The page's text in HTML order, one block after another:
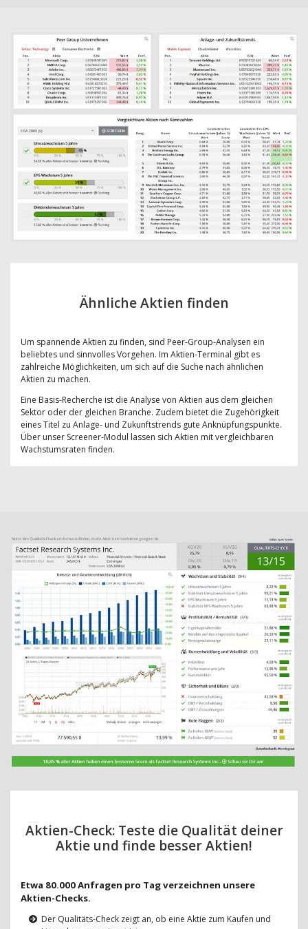
Ähnliche Aktien finden
Um spannende Aktien zu finden, sind Peer-Group-Analysen ein
beliebtes und sinnvolles Vorgehen. Im Aktien-Terminal gibt es
zahlreiche Möglichkeiten, um sich auf die Suche nach ähnlichen
Aktien zu machen.
Eine Basis-Recherche ist die Analyse von Aktien aus dem gleichen
Sektor oder der gleichen Branche. Zudem bietet die Zugehörigkeit
eines Titel zu Anlage- und Zukunftstrends gute Anknüpfungspunkte.
Über unser Screener-Modul lassen sich Aktien mit vergleichbaren
Wachstumsraten finden.
Aktien-Check: Teste die Qualität deiner
Aktie und finde besser Aktien!
Etwa 80.000 Anfragen pro Tag verzeichnen unsere
Aktien-Checks.
Der Qualitäts-Check zeigt an, ob eine Aktie zum Kaufen und